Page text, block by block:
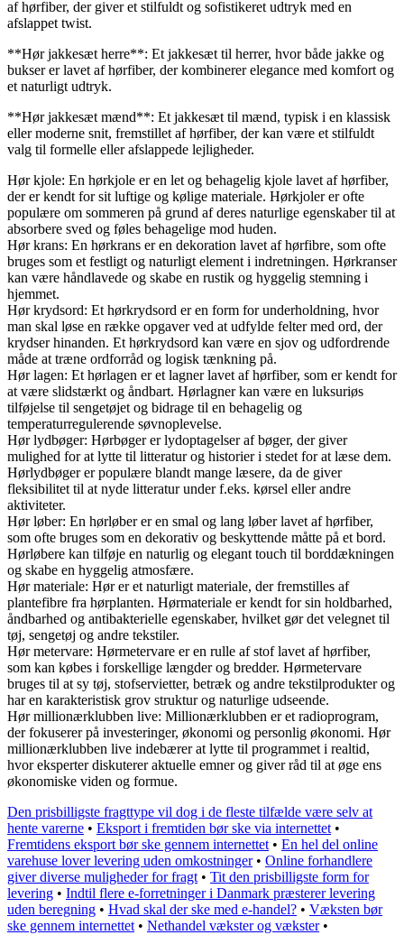
af hørfiber, der giver et stilfuldt og sofistikeret udtryk med en
afslappet twist.
**Hør jakkesæt herre**: Et jakkesæt til herrer, hvor både jakke og
bukser er lavet af hørfiber, der kombinerer elegance med komfort og
et naturligt udtryk.
**Hør jakkesæt mænd**: Et jakkesæt til mænd, typisk i en klassisk
eller moderne snit, fremstillet af hørfiber, der kan være et stilfuldt
valg til formelle eller afslappede lejligheder.
Hør kjole: En hørkjole er en let og behagelig kjole lavet af hørfiber,
der er kendt for sit luftige og kølige materiale. Hørkjoler er ofte
populære om sommeren på grund af deres naturlige egenskaber til at
absorbere sved og føles behagelige mod huden.
Hør krans: En hørkrans er en dekoration lavet af hørfibre, som ofte
bruges som et festligt og naturligt element i indretningen. Hørkranser
kan være håndlavede og skabe en rustik og hyggelig stemning i
hjemmet.
Hør krydsord: Et hørkrydsord er en form for underholdning, hvor
man skal løse en række opgaver ved at udfylde felter med ord, der
krydser hinanden. Et hørkrydsord kan være en sjov og udfordrende
måde at træne ordforråd og logisk tænkning på.
Hør lagen: Et hørlagen er et lagner lavet af hørfiber, som er kendt for
at være slidstærkt og åndbart. Hørlagner kan være en luksuriøs
tilføjelse til sengetøjet og bidrage til en behagelig og
temperaturregulerende søvnoplevelse.
Hør lydbøger: Hørbøger er lydoptagelser af bøger, der giver
mulighed for at lytte til litteratur og historier i stedet for at læse dem.
Hørlydbøger er populære blandt mange læsere, da de giver
fleksibilitet til at nyde litteratur under f.eks. kørsel eller andre
aktiviteter.
Hør løber: En hørløber er en smal og lang løber lavet af hørfiber,
som ofte bruges som en dekorativ og beskyttende måtte på et bord.
Hørløbere kan tilføje en naturlig og elegant touch til borddækningen
og skabe en hyggelig atmosfære.
Hør materiale: Hør er et naturligt materiale, der fremstilles af
plantefibre fra hørplanten. Hørmateriale er kendt for sin holdbarhed,
åndbarhed og antibakterielle egenskaber, hvilket gør det velegnet til
tøj, sengetøj og andre tekstiler.
Hør metervare: Hørmetervare er en rulle af stof lavet af hørfiber,
som kan købes i forskellige længder og bredder. Hørmetervare
bruges til at sy tøj, stofservietter, betræk og andre tekstilprodukter og
har en karakteristisk grov struktur og naturlige udseende.
Hør millionærklubben live: Millionærklubben er et radioprogram,
der fokuserer på investeringer, økonomi og personlig økonomi. Hør
millionærklubben live indebærer at lytte til programmet i realtid,
hvor eksperter diskuterer aktuelle emner og giver råd til at øge ens
økonomiske viden og formue.
Den prisbilligste fragttype vil dog i de fleste tilfælde være selv at
hente varerne • Eksport i fremtiden bør ske via internettet •
Fremtidens eksport bør ske gennem internettet • En hel del online
varehuse lover levering uden omkostninger• Online forhandlere
giver diverse muligheder for fragt • Tit den prisbilligste form for
levering • Indtil flere e-forretninger i Danmark præsterer levering
uden beregning • Hvad skal der ske med e-handel? • Væksten bør
ske gennem internettet • Nethandel vækster og vækster•